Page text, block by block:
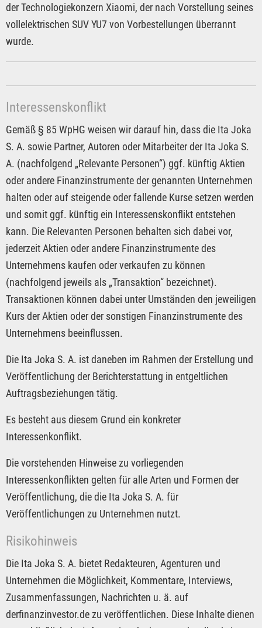
der Technologiekonzern Xiaomi, der nach Vorstellung seines
vollelektrischen SUV YU7 von Vorbestellungen überrannt
wurde.
Interessenskonflikt
Gemäß § 85 WpHG weisen wir darauf hin, dass die Ita Joka
S. A. sowie Partner, Autoren oder Mitarbeiter der Ita Joka S.
A. (nachfolgend „Relevante Personen“) ggf. künftig Aktien
oder andere Finanzinstrumente der genannten Unternehmen
halten oder auf steigende oder fallende Kurse setzen werden
und somit ggf. künftig ein Interessenskonflikt entstehen
kann. Die Relevanten Personen behalten sich dabei vor,
jederzeit Aktien oder andere Finanzinstrumente des
Unternehmens kaufen oder verkaufen zu können
(nachfolgend jeweils als „Transaktion“ bezeichnet).
Transaktionen können dabei unter Umständen den jeweiligen
Kurs der Aktien oder der sonstigen Finanzinstrumente des
Unternehmens beeinflussen.
Die Ita Joka S. A. ist daneben im Rahmen der Erstellung und
Veröffentlichung der Berichterstattung in entgeltlichen
Auftragsbeziehungen tätig.
Es besteht aus diesem Grund ein konkreter
Interessenkonflikt.
Die vorstehenden Hinweise zu vorliegenden
Interessenkonflikten gelten für alle Arten und Formen der
Veröffentlichung, die die Ita Joka S. A. für
Veröffentlichungen zu Unternehmen nutzt.
Risikohinweis
Die Ita Joka S. A. bietet Redakteuren, Agenturen und
Unternehmen die Möglichkeit, Kommentare, Interviews,
Zusammenfassungen, Nachrichten u. ä. auf
derfinanzinvestor.de zu veröffentlichen. Diese Inhalte dienen